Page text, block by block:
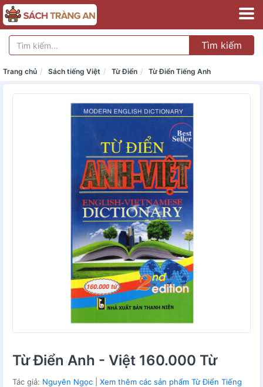
Tìm kiếm
Trang chủ Sách tiếng Việt Từ Điển Từ Điển Tiếng Anh
Từ Điển Anh - Việt 160.000 Từ
Tác giả: Nguyên Ngọc
Xem thêm các sản phẩm Từ Điển Tiếng